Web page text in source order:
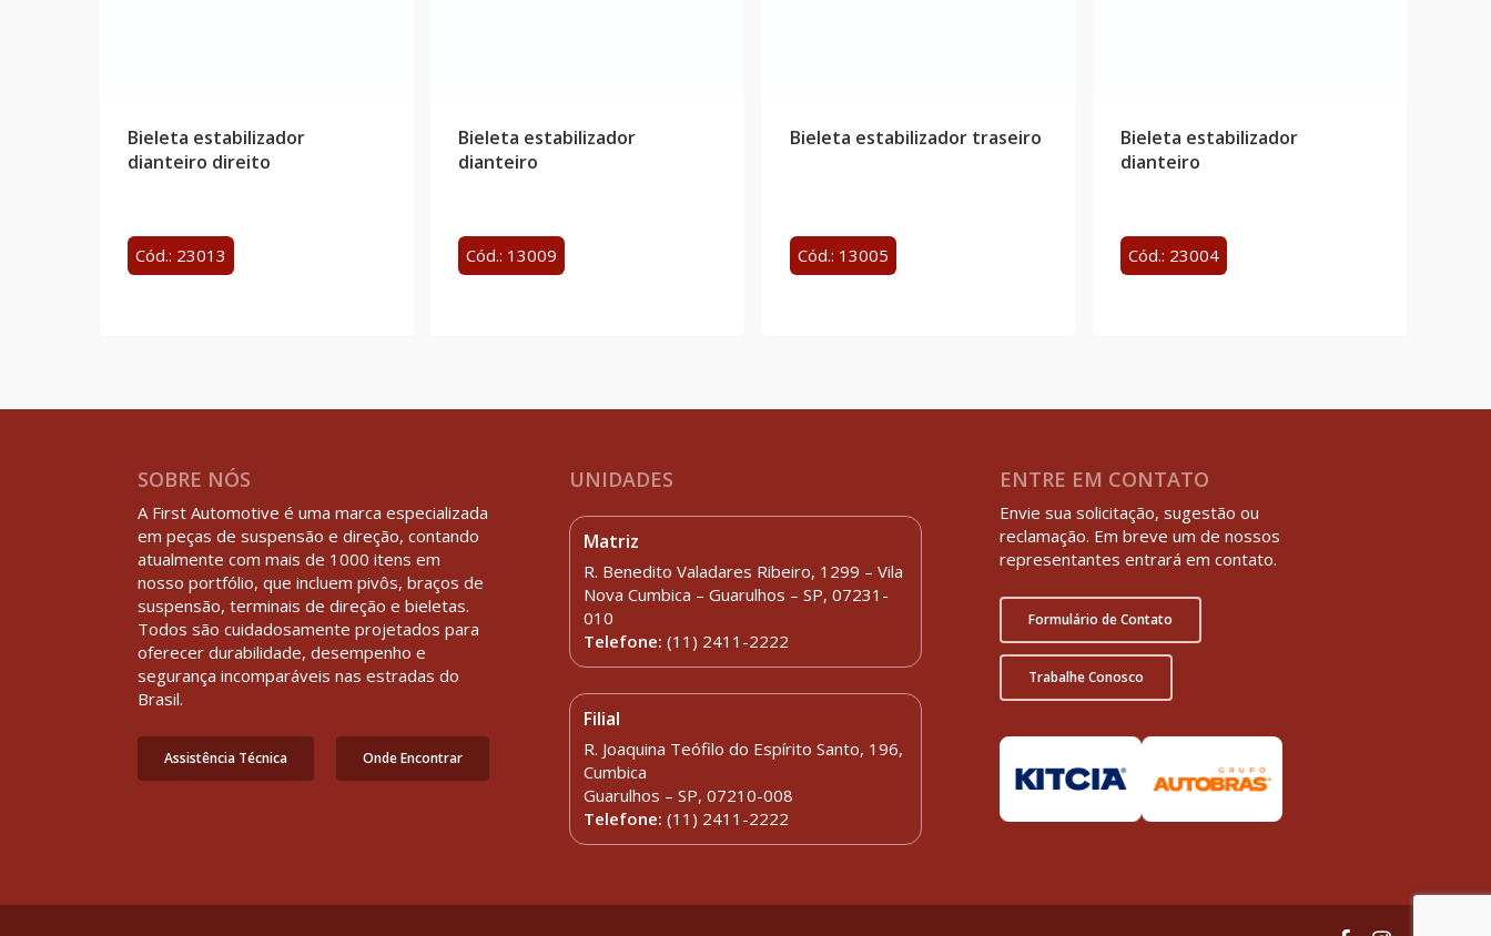
Bieleta estabilizador
dianteiro direito
Cód.: 23013
Bieleta estabilizador
dianteiro
Cód.: 13009
Bieleta estabilizador traseiro
Cód.: 13005
Bieleta estabilizador
dianteiro
Cód.: 23004
SOBRE NÓS
A First Automotive é uma marca especializada
em peças de suspensão e direção, contando
atualmente com mais de 1000 itens em
nosso portfólio, que incluem pivôs, braços de
suspensão, terminais de direção e bieletas.
Todos são cuidadosamente projetados para
oferecer durabilidade, desempenho e
segurança incomparáveis nas estradas do
Brasil.
Assistência Técnica Onde Encontrar
UNIDADES
Matriz
R. Benedito Valadares Ribeiro, 1299 – Vila
Nova Cumbica – Guarulhos – SP, 07231-
010
Telefone:(11) 2411-2222
Filial
R. Joaquina Teófilo do Espírito Santo, 196,
Cumbica
Guarulhos – SP, 07210-008
Telefone: (11) 2411-2222
ENTRE EM CONTATO
Envie sua solicitação, sugestão ou
reclamação. Em breve um de nossos
representantes entrará em contato.
Formulário de Contato
Trabalhe Conosco